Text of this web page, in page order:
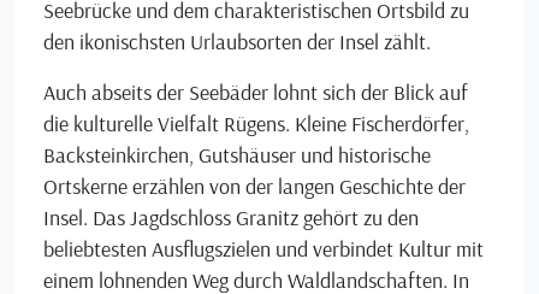
Seebrücke und dem charakteristischen Ortsbild zu
den ikonischsten Urlaubsorten der Insel zählt.
Auch abseits der Seebäder lohnt sich der Blick auf
die kulturelle Vielfalt Rügens. Kleine Fischerdörfer,
Backsteinkirchen, Gutshäuser und historische
Ortskerne erzählen von der langen Geschichte der
Insel. Das Jagdschloss Granitz gehört zu den
beliebtesten Ausflugszielen und verbindet Kultur mit
einem lohnenden Weg durch Waldlandschaften. In